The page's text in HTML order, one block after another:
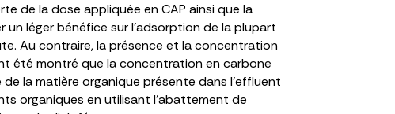
de la dose appliquée en CAP ainsi que la
léger bénéfice sur l’adsorption de la plupart
Au contraire, la présence et la concentration
été montré que la concentration en carbone
la matière organique présente dans l’effluent
organiques en utilisant l’abattement de